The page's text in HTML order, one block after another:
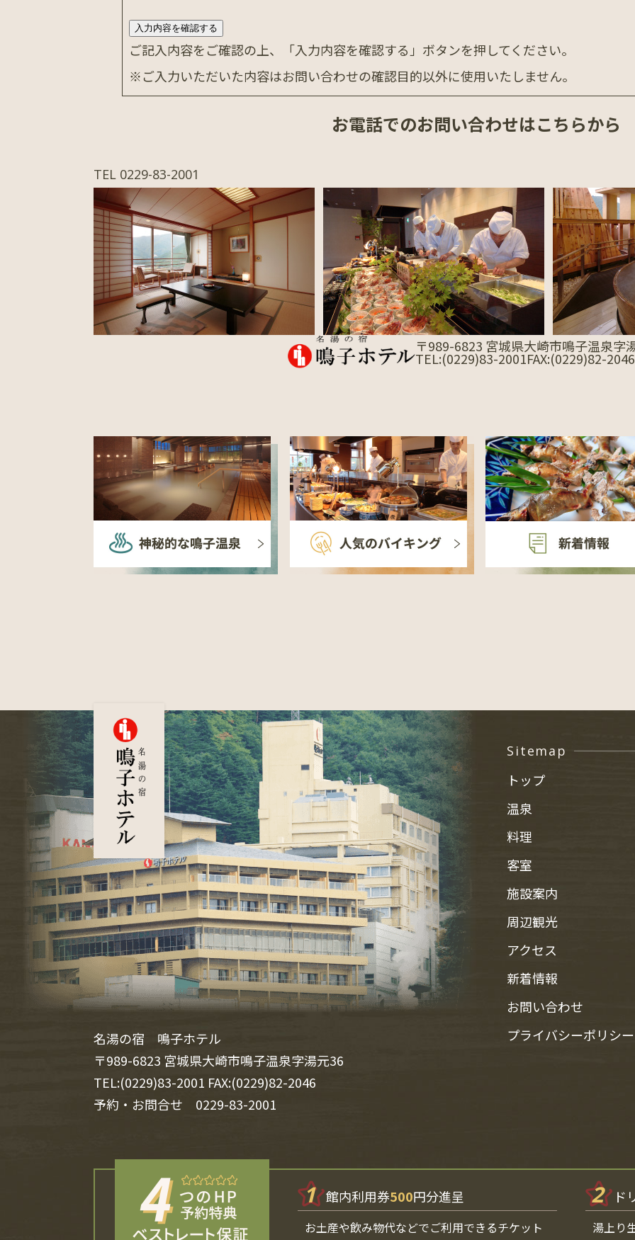
ご記入内容をご確認の上、「入力内容を確認する」ボタンを押してください。
※ご入力いただいた内容はお問い合わせの確認目的以外に使用いたしません。
お電話でのお問い合わせはこちらから
TEL 0229-83-2001
〒989-6823 宮城県大崎市鳴子温泉字
TEL:(0229)83-2001FAX:(0229)82-2046
名湯の宿 鳴子ホテル
〒989-6823 宮城県大崎市鳴子温泉字湯元36
TEL:(0229)83-2001 FAX:(0229)82-2046
予約・お問合せ 0229-83-2001
Sitemap
トップ
温泉
料理
客室
施設案内
周辺観光
アクセス
新着情報
お問い合わせ
プライバシーポリシー
1 館内利用券500円分進呈
お土産や飲み物代などでご利用できるチケット
2 ド
湯上り